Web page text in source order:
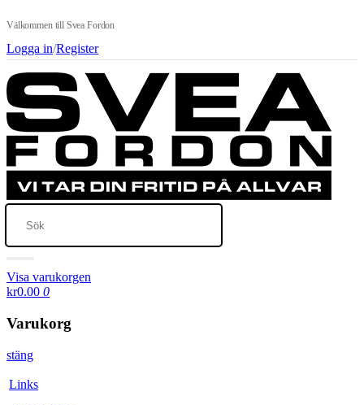
Välkommen till Svea Fordon
Logga in/Register
Visa varukorgen
kr0.00 0
Varukorg
stäng
Links